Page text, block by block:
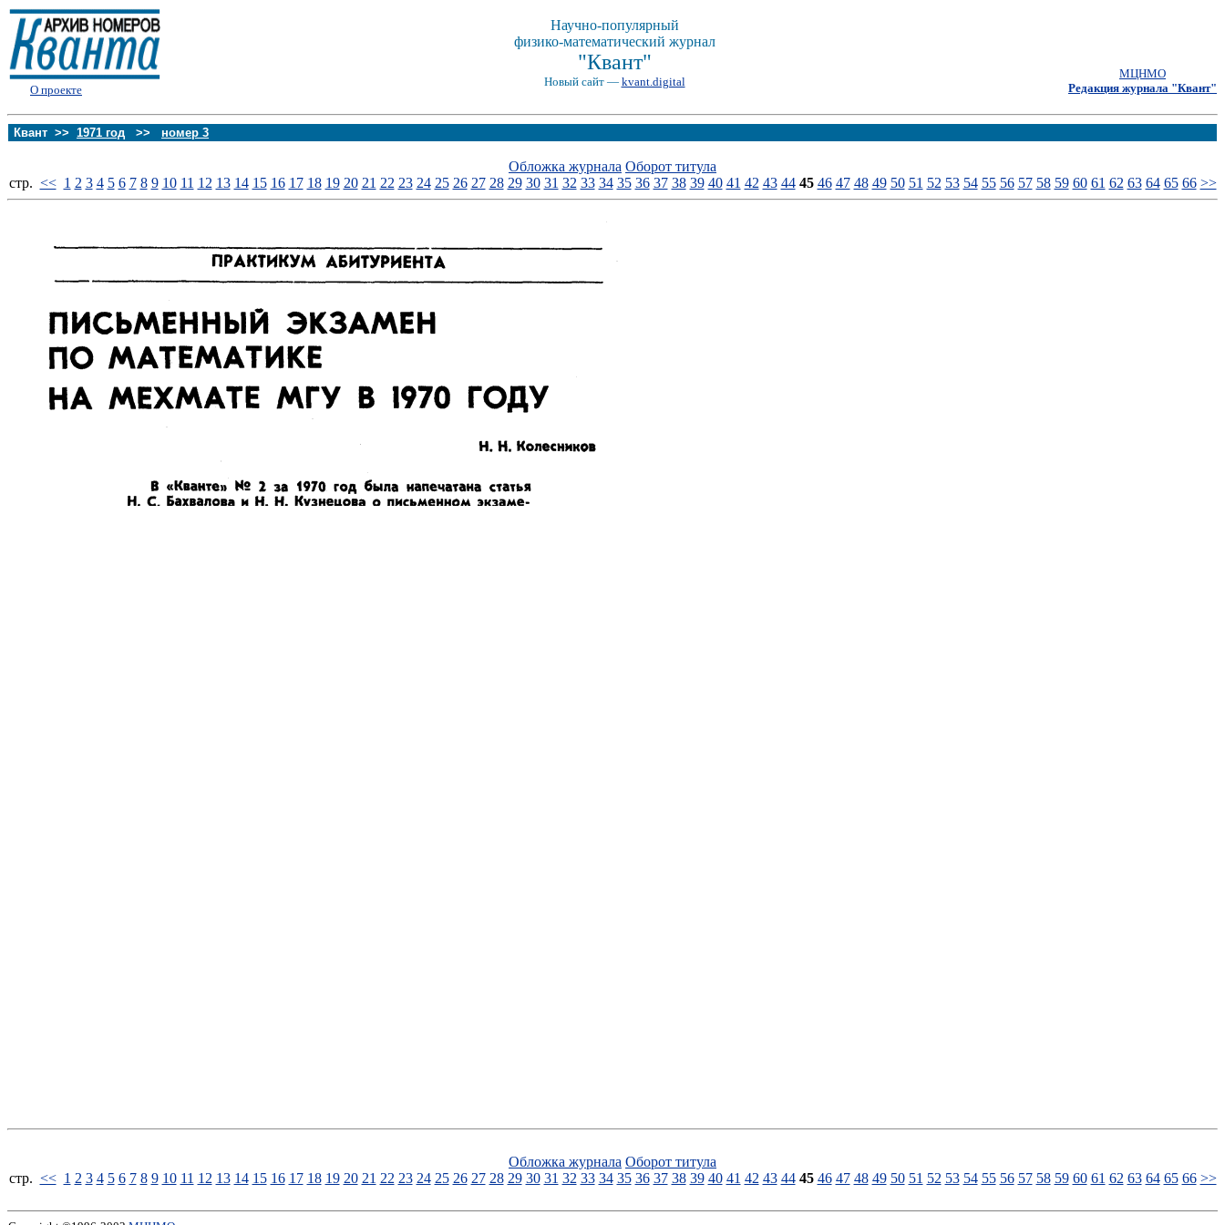
О проекте
Научно-популярный
физико-математический журнал
"Квант"
Новый сайт — kvant.digital
МЦНМО
Редакция журнала "Квант"
Квант >> 1971 год >> номер 3
Обложка журнала Оборот титула
стp. << 1 2 3 4 5 6 7 8 9 10 11 12 13 14 15 16 17 18 19 20 21 22 23 24 25 26 27 28 29 30 31 32 33 34 35 36 37 38 39 40 41 42 43 44 45 46 47 48 49 50 51 52 53 54 55 56 57 58 59 60 61 62 63 64 65 66 >>
Обложка журнала Оборот титула
стp. << 1 2 3 4 5 6 7 8 9 10 11 12 13 14 15 16 17 18 19 20 21 22 23 24 25 26 27 28 29 30 31 32 33 34 35 36 37 38 39 40 41 42 43 44 45 46 47 48 49 50 51 52 53 54 55 56 57 58 59 60 61 62 63 64 65 66 >>